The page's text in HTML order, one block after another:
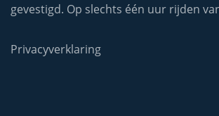
gevestigd. Op slechts één uur rijden
Privacyverklaring